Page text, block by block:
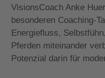
VisionsCoach Anke
besonderen Coaching-
Energiefluss,
Pferden miteinander
Potenzial darin für